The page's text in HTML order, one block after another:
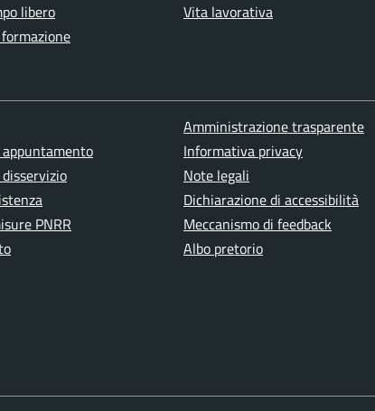
libero
Vita lavorativa
PNRR
Amministrazione trasparente
Informativa privacy
Note legali
Dichiarazione di accessibilità
Meccanismo di feedback
Albo pretorio